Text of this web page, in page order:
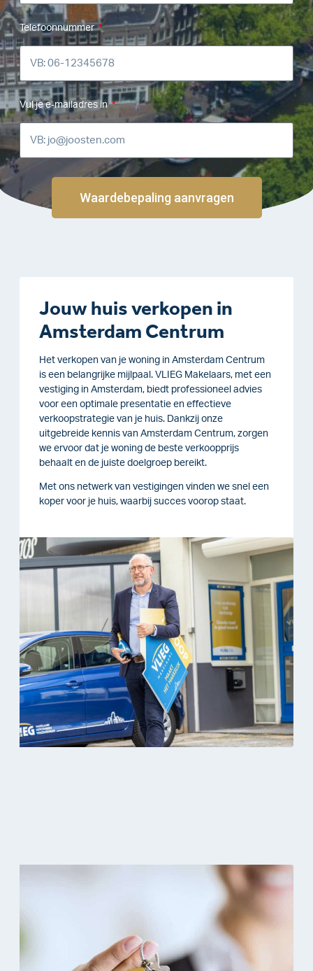
Telefoonnummer
Vul je e-mailadres in
Waardebepaling aanvragen
Jouw huis verkopen in
Amsterdam Centrum
Het verkopen van je woning in Amsterdam Centrum
is een belangrijke mijlpaal. VLIEG Makelaars, met een
vestiging in Amsterdam, biedt professioneel advies
voor een optimale presentatie en effectieve
verkoopstrategie van je huis. Dankzij onze
uitgebreide kennis van Amsterdam Centrum, zorgen
we ervoor dat je woning de beste verkoopprijs
behaalt en de juiste doelgroep bereikt.
Met ons netwerk van vestigingen vinden we snel een
koper voor je huis, waarbij succes voorop staat.